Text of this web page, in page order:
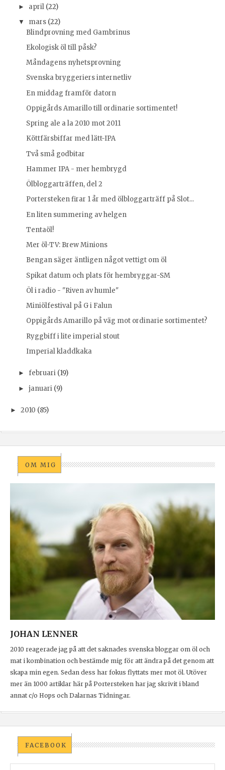
► april (22)
▼ mars (22)
Blindprovning med Gambrinus
Ekologisk öl till påsk?
Måndagens nyhetsprovning
Svenska bryggeriers internetliv
En middag framför datorn
Oppigårds Amarillo till ordinarie sortimentet!
Spring ale a la 2010 mot 2011
Köttfärsbiffar med lätt-IPA
Två små godbitar
Hammer IPA - mer hembrygd
Ölbloggarträffen, del 2
Portersteken firar 1 år med ölbloggarträff på Slot...
En liten summering av helgen
Tentaöl!
Mer öl-TV: Brew Minions
Bengan säger äntligen något vettigt om öl
Spikat datum och plats för hembryggar-SM
Öl i radio - "Riven av humle"
Miniölfestival på G i Falun
Oppigårds Amarillo på väg mot ordinarie sortimentet?
Ryggbiff i lite imperial stout
Imperial kladdkaka
► februari (19)
► januari (9)
► 2010 (85)
OM MIG
JOHAN LENNER
2010 reagerade jag på att det saknades svenska bloggar om öl och
mat i kombination och bestämde mig för att ändra på det genom att
skapa min egen. Sedan dess har fokus flyttats mer mot öl. Utöver
mer än 1000 artiklar här på Portersteken har jag skrivit i bland
annat c/o Hops och Dalarnas Tidningar.
FACEBOOK